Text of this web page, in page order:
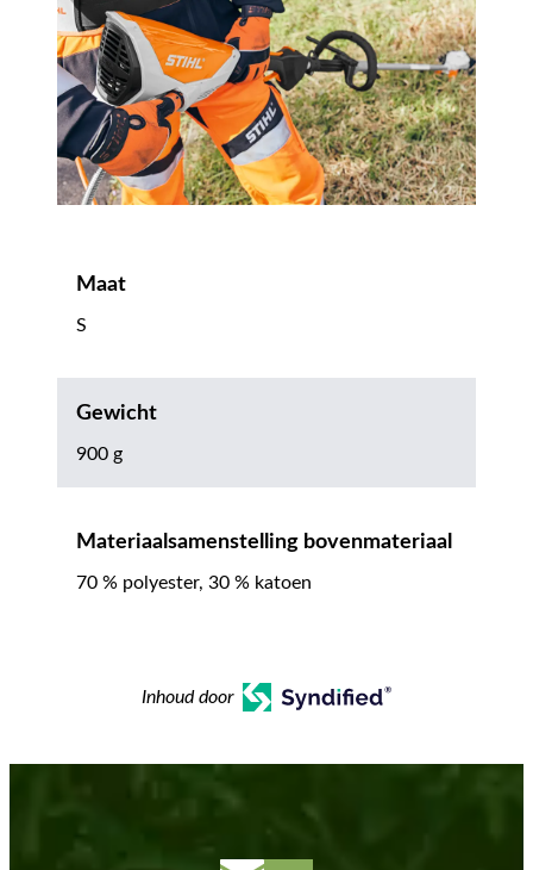
Maat
S
Gewicht
900 g
Materiaalsamenstelling bovenmateriaal
70 % polyester, 30 % katoen
Inhoud door